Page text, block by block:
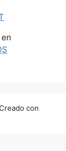
en
con